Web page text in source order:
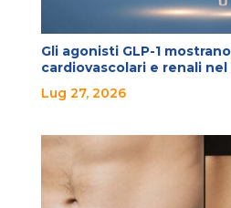
Gli agonisti GLP-1
cardiovascolari e renali nel
Lug 27, 2026